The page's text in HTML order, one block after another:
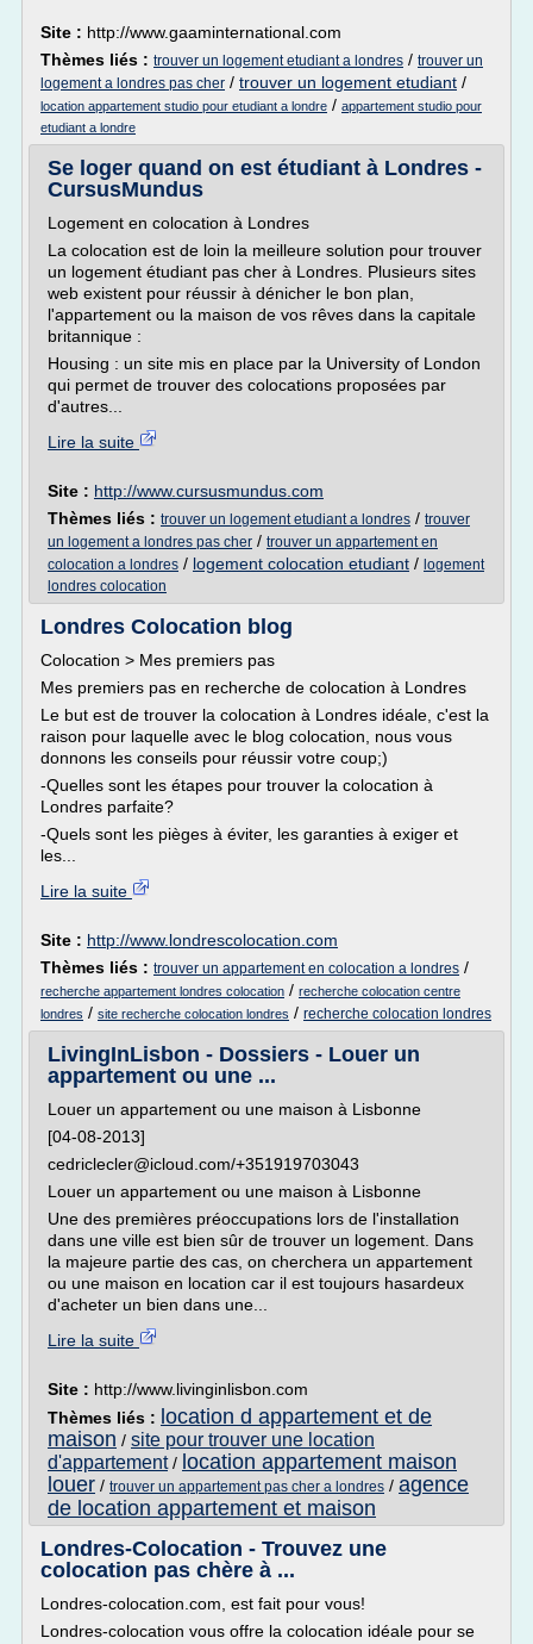
Site : http://www.gaaminternational.com
Thèmes liés : trouver un logement etudiant a londres / trouver un
logement a londres pas cher / trouver un logement etudiant /
location appartement studio pour etudiant a londre / appartement studio pour
etudiant a londre
Se loger quand on est étudiant à Londres -
CursusMundus
Logement en colocation à Londres
La colocation est de loin la meilleure solution pour trouver
un logement étudiant pas cher à Londres. Plusieurs sites
web existent pour réussir à dénicher le bon plan,
l'appartement ou la maison de vos rêves dans la capitale
britannique :
Housing : un site mis en place par la University of London
qui permet de trouver des colocations proposées par
d'autres...
Lire la suite
Site : http://www.cursusmundus.com
Thèmes liés : trouver un logement etudiant a londres / trouver
un logement a londres pas cher / trouver un appartement en
colocation a londres / logement colocation etudiant / logement
londres colocation
Londres Colocation blog
Colocation > Mes premiers pas
Mes premiers pas en recherche de colocation à Londres
Le but est de trouver la colocation à Londres idéale, c'est la
raison pour laquelle avec le blog colocation, nous vous
donnons les conseils pour réussir votre coup;)
-Quelles sont les étapes pour trouver la colocation à
Londres parfaite?
-Quels sont les pièges à éviter, les garanties à exiger et
les...
Lire la suite
Site : http://www.londrescolocation.com
Thèmes liés : trouver un appartement en colocation a londres /
recherche appartement londres colocation / recherche colocation centre
londres / site recherche colocation londres / recherche colocation londres
LivingInLisbon - Dossiers - Louer un
appartement ou une ...
Louer un appartement ou une maison à Lisbonne
[04-08-2013]
cedriclecler@icloud.com/+351919703043
Louer un appartement ou une maison à Lisbonne
Une des premières préoccupations lors de l'installation
dans une ville est bien sûr de trouver un logement. Dans
la majeure partie des cas, on cherchera un appartement
ou une maison en location car il est toujours hasardeux
d'acheter un bien dans une...
Lire la suite
Site : http://www.livinginlisbon.com
Thèmes liés : location d appartement et de
maison / site pour trouver une location
d'appartement/ location appartement maison
louer / trouver un appartement pas cher a londres / agence
de location appartement et maison
Londres-Colocation - Trouvez une
colocation pas chère à ...
Londres-colocation.com, est fait pour vous!
Londres-colocation vous offre la colocation idéale pour se